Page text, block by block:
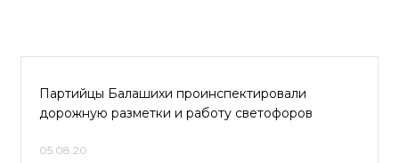
Партийцы Балашихи проинспектировали
дорожную разметки и работу светофоров
05.08.20